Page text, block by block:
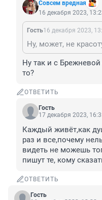
Совсем вредная
16 декабря 2023,
Гость16 декабря 2023,
Ну так и с
то?
ОТВЕТИТЬ
Гость
17 декабря 2023,
Каждый живёт,как
раз и все,почему
видеть не можешь
пишут те, кому
ОТВЕТИТЬ
Гость